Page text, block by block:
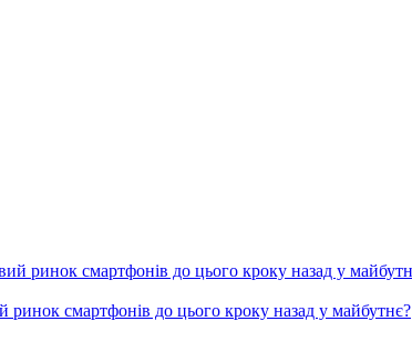
ринок смартфонів до цього кроку назад у майбутнє?